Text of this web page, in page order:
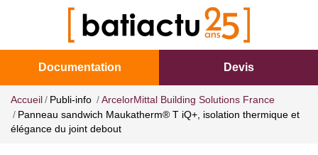
Documentation Devis
Accueil Publi-info
ArcelorMittal Building Solutions France
Panneau sandwich Maukatherm® T iQ+, isolation thermique et
élégance du joint debout